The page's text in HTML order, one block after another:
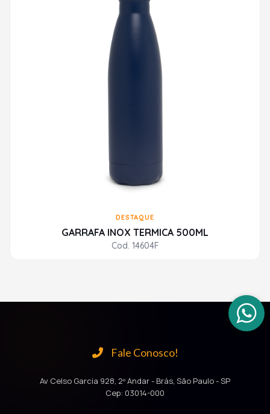
DESTAQUE
GARRAFA INOX TERMICA 500ML
Cod. 14604F
Fale Conosco!
Av Celso Garcia 928, 2º Andar - Brás, São Paulo - SP
Cep: 03014-000